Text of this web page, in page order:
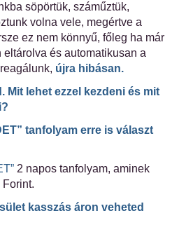
söpörtük, száműztük,
volna vele, megértve a
ez nem könnyű, főleg ha már
és automatikusan a
újra hibásan.
Mit lehet ezzel kezdeni és mit
tanfolyam erre is választ
2 napos tanfolyam, aminek
kasszás áron veheted